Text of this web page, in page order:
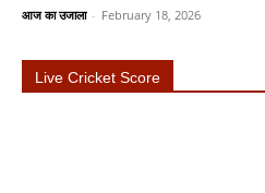
आज का उजाला - February 18, 2026
Live Cricket Score